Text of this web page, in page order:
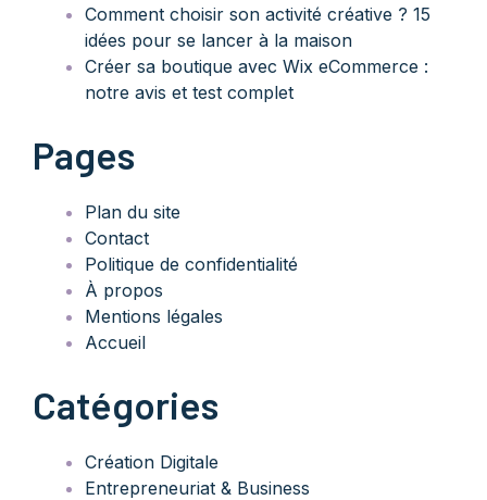
Comment choisir son activité créative ? 15
idées pour se lancer à la maison
Créer sa boutique avec Wix eCommerce :
notre avis et test complet
Pages
Plan du site
Contact
Politique de confidentialité
À propos
Mentions légales
Accueil
Catégories
Création Digitale
Entrepreneuriat & Business